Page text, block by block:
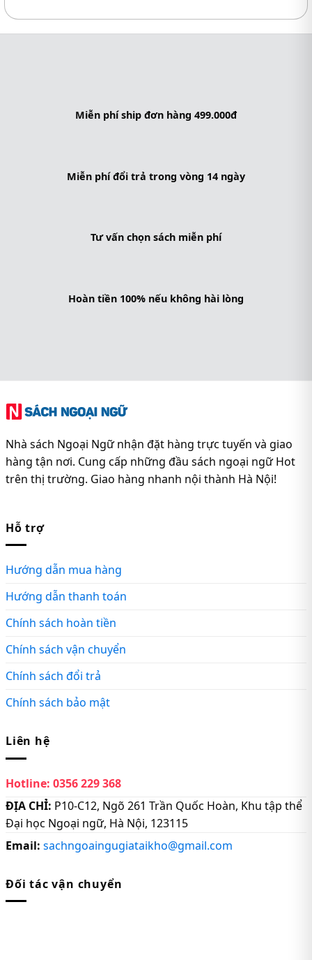
Miễn phí ship đơn hàng 499.000đ
Miễn phí đổi trả trong vòng 14 ngày
Tư vấn chọn sách miễn phí
Hoàn tiền 100% nếu không hài lòng
Nhà sách Ngoại Ngữ nhận đặt hàng trực tuyến và giao
hàng tận nơi. Cung cấp những đầu sách ngoại ngữ Hot
trên thị trường. Giao hàng nhanh nội thành Hà Nội!
Hỗ trợ
Hướng dẫn mua hàng
Hướng dẫn thanh toán
Chính sách hoàn tiền
Chính sách vận chuyển
Chính sách đổi trả
Chính sách bảo mật
Liên hệ
Hotline: 0356 229 368
ĐỊA CHỈ: P10-C12, Ngõ 261 Trần Quốc Hoàn, Khu tập thể
Đại học Ngoại ngữ, Hà Nội, 123115
Email: sachngoaingugiataikho@gmail.com
Đối tác vận chuyển